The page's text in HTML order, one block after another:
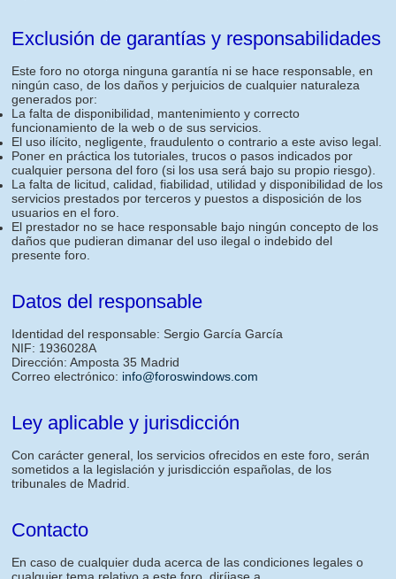
Exclusión de garantías y responsabilidades
Este foro no otorga ninguna garantía ni se hace responsable, en
ningún caso, de los daños y perjuicios de cualquier naturaleza
generados por:
La falta de disponibilidad, mantenimiento y correcto
funcionamiento de la web o de sus servicios.
El uso ilícito, negligente, fraudulento o contrario a este aviso legal.
Poner en práctica los tutoriales, trucos o pasos indicados por
cualquier persona del foro (si los usa será bajo su propio riesgo).
La falta de licitud, calidad, fiabilidad, utilidad y disponibilidad de los
servicios prestados por terceros y puestos a disposición de los
usuarios en el foro.
El prestador no se hace responsable bajo ningún concepto de los
daños que pudieran dimanar del uso ilegal o indebido del
presente foro.
Datos del responsable
Identidad del responsable: Sergio García García
NIF: 1936028A
Dirección: Amposta 35 Madrid
Correo electrónico: info@foroswindows.com
Ley aplicable y jurisdicción
Con carácter general, los servicios ofrecidos en este foro, serán
sometidos a la legislación y jurisdicción españolas, de los
tribunales de Madrid.
Contacto
En caso de cualquier duda acerca de las condiciones legales o